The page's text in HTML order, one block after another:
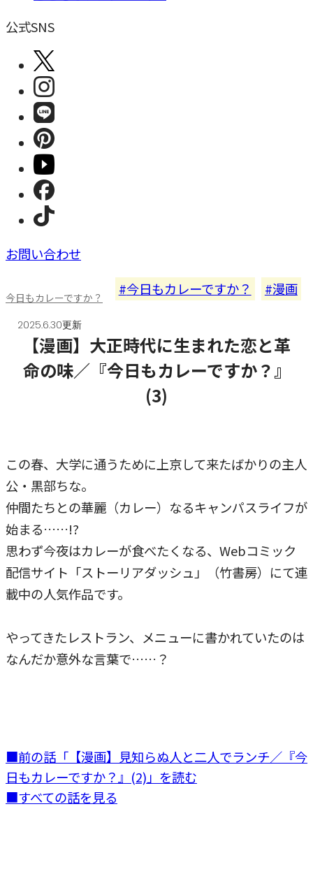
公式SNS
お問い合わせ
今日もカレーですか？ 今日もカレーですか？ 漫画
2025.6.30更新
【漫画】大正時代に生まれた恋と革
命の味／『今日もカレーですか？』
(3)
この春、大学に通うために上京して来たばかりの主人
公・黒部ちな。
仲間たちとの華麗（カレー）なるキャンパスライフが
始まる……!?
思わず今夜はカレーが食べたくなる、Webコミック
配信サイト「ストーリアダッシュ」（竹書房）にて連
載中の人気作品です。
やってきたレストラン、メニューに書かれていたのは
なんだか意外な言葉で……？
■前の話「【漫画】見知らぬ人と二人でランチ／『今
日もカレーですか？』(2)」を読む
■すべての話を見る